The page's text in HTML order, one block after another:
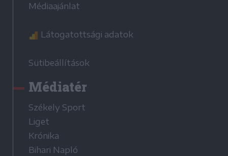
Médiaajánlat
Látogatottsági adatok
Sütibeállítások
Médiatér
Székely Sport
Liget
Krónika
Bihari Napló